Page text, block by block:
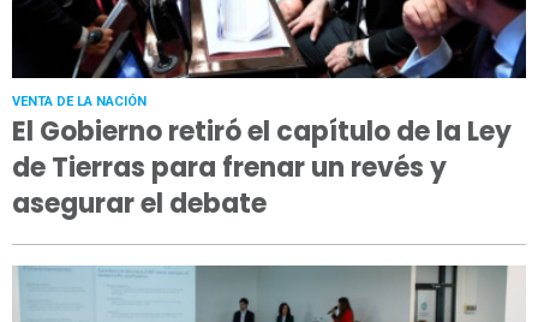
VENTA DE LA NACIÓN
El Gobierno retiró el capítulo de la Ley
de Tierras para frenar un revés y
asegurar el debate